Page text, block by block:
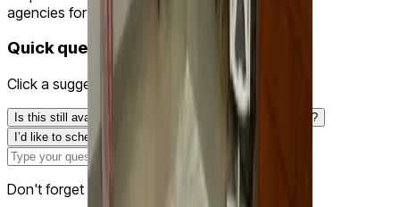
agencies for referring prospects.
Quick questions
Click a suggested question or type your own.
Is this still available?
Could you share more information?
I’d like to schedule a visit
Don't forget to write your question